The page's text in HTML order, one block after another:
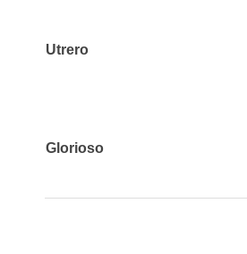
Utrero
Glorioso